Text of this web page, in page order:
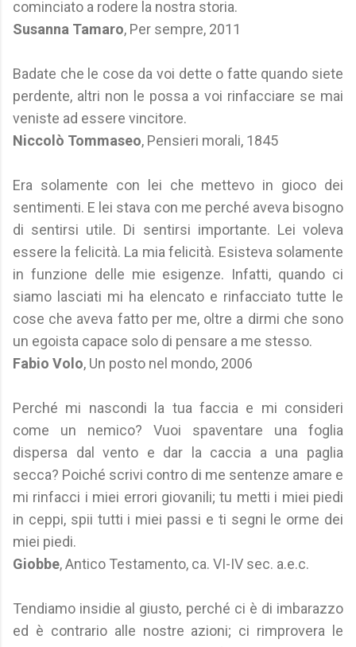
cominciato a rodere la nostra storia.
Susanna Tamaro, Per sempre, 2011
Badate che le cose da voi dette o fatte quando siete
perdente, altri non le possa a voi rinfacciare se mai
veniste ad essere vincitore.
Niccolò Tommaseo, Pensieri morali, 1845
Era solamente con lei che mettevo in gioco dei
sentimenti. E lei stava con me perché aveva bisogno
di sentirsi utile. Di sentirsi importante. Lei voleva
essere la felicità. La mia felicità. Esisteva solamente
in funzione delle mie esigenze. Infatti, quando ci
siamo lasciati mi ha elencato e rinfacciato tutte le
cose che aveva fatto per me, oltre a dirmi che sono
un egoista capace solo di pensare a me stesso.
Fabio Volo, Un posto nel mondo, 2006
Perché mi nascondi la tua faccia e mi consideri
come un nemico? Vuoi spaventare una foglia
dispersa dal vento e dar la caccia a una paglia
secca? Poiché scrivi contro di me sentenze amare e
mi rinfacci i miei errori giovanili; tu metti i miei piedi
in ceppi, spii tutti i miei passi e ti segni le orme dei
miei piedi.
Giobbe, Antico Testamento, ca. VI-IV sec. a.e.c.
Tendiamo insidie al giusto, perché ci è di imbarazzo
ed è contrario alle nostre azioni; ci rimprovera le